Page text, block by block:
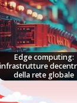
Edge computing:
infrastrutture
della rete globale